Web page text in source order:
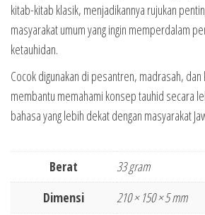
kitab-kitab klasik, menjadikannya rujukan
masyarakat umum yang ingin memperdalam
ketauhidan.
Cocok digunakan di pesantren, madrasah,
membantu memahami konsep tauhid secara
bahasa yang lebih dekat dengan masyarakat
Berat
33 gram
Dimensi
210 × 150 × 5 mm